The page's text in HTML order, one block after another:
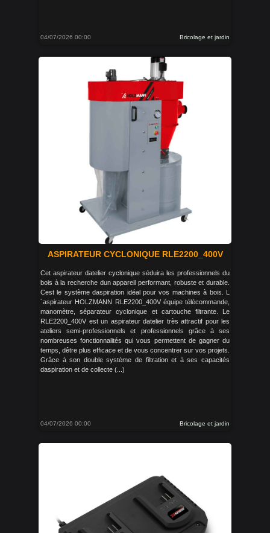
04/07/2026 00:00 Bricolage et jardin
ASPIRATEUR CYCLONIQUE RLE2200_400V
Cet aspirateur datelier cyclonique séduira les professionnels du
bois à la recherche dun appareil performant, robuste et durable.
Cest le système daspiration idéal pour vos machines à bois. L
´aspirateur HOLZMANN RLE2200_400V équipe télécommande,
manomètre, séparateur cyclonique et cartouche filtrante. Le
RLE2200_400V est un aspirateur datelier très attractif pour les
ateliers semi-professionnels et professionnels grâce à ses
nombreuses fonctionnalités qui vous permettent de gagner du
temps, dêtre plus efficace et de vous concentrer sur vos projets.
Grâce à son double système de filtration et à ses capacités
daspiration et de collecte (...)
04/07/2026 00:00 Bricolage et jardin